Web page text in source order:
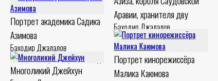
Аравии, хранителя дву
Баходир Джалалов
Холст, масло (120x90) - 1992 год
Портрет академика Садика
Азимова
Баходир Джалалов
Холст, масло (60x80) - 1998 год
Портрет кинорежиссёра
Малика Каюмова
Многоликий Джейхун